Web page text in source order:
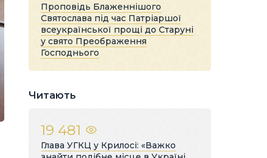
Проповідь Блаженнішого
Святослава під час Патріаршої
всеукраїнської прощі до Старуні
у свято Преображення
Господнього
Читають
19 481
Глава УГКЦ у Крилосі: «Важко